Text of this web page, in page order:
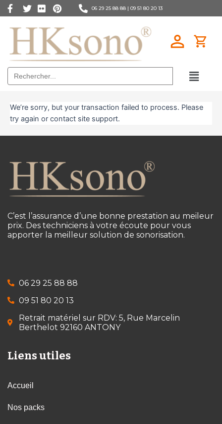
06 29 25 88 88 | 09 51 80 20 13
Search
for:
We’re sorry, but your transaction failed to process. Please
try again or contact site support.
C’est l’assurance d’une bonne prestation au meileur
prix. Des techniciens à votre écoute pour vous
apporter la meilleur solution de sonorisation.
06 29 25 88 88
09 51 80 20 13
Retrait matériel sur RDV: 5, Rue Marcelin
Berthelot 92160 ANTONY
Liens utiles
Accueil
Nos packs